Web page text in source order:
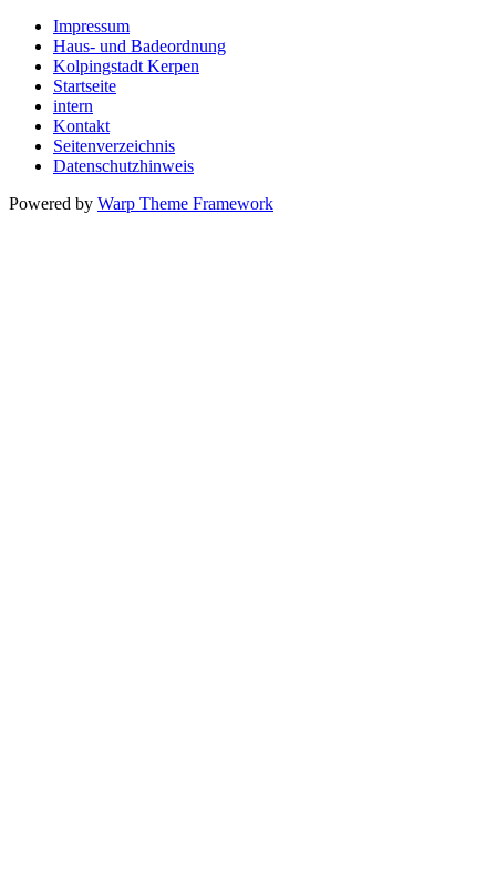
Impressum
Haus- und Badeordnung
Kolpingstadt Kerpen
Startseite
intern
Kontakt
Seitenverzeichnis
Datenschutzhinweis
Powered by Warp Theme Framework